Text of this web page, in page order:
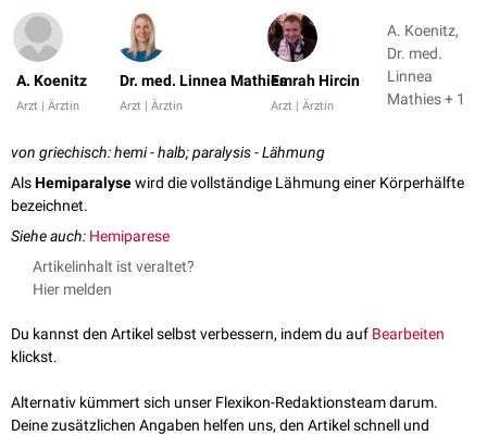
A. Koenitz
Arzt | Ärztin
Dr. med. Linnea Mathies
Arzt | Ärztin
Emrah Hircin
Arzt | Ärztin
A. Koenitz,
Dr. med.
Linnea
Mathies + 1
von griechisch: hemi - halb; paralysis - Lähmung
AlsHemiparalysewird die vollständige Lähmung einer Körperhälfte
bezeichnet.
Siehe auch: Hemiparese
Artikelinhalt ist veraltet?
Hier melden
Du kannst den Artikel selbst verbessern, indem du auf Bearbeiten
klickst.
Alternativ kümmert sich unser Flexikon-Redaktionsteam darum.
Deine zusätzlichen Angaben helfen uns, den Artikel schnell und